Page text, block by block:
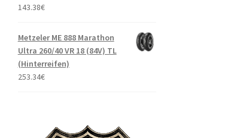
143.38€
Metzeler ME 888 Marathon
Ultra 260/40 VR 18 (84V) TL
(Hinterreifen)
253.34€